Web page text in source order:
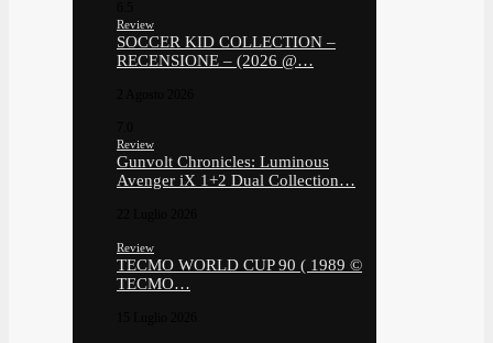
Review
SOCCER KID COLLECTION –
RECENSIONE – (2026 @…
Review
Gunvolt Chronicles: Luminous
Avenger iX 1+2 Dual Collection…
Review
TECMO WORLD CUP 90 ( 1989 ©
TECMO…